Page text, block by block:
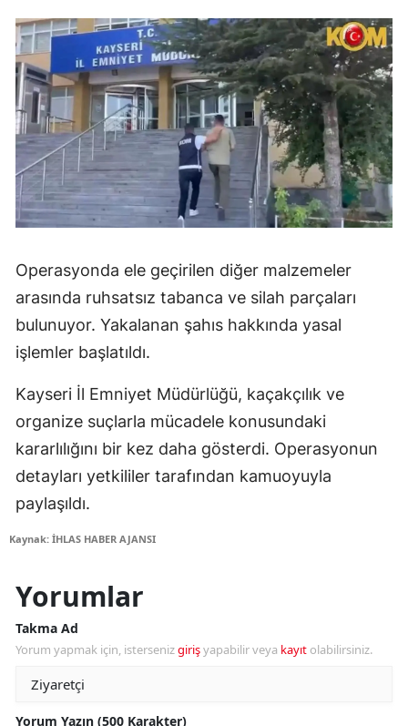
Operasyonda ele geçirilen diğer malzemeler
arasında ruhsatsız tabanca ve silah parçaları
bulunuyor. Yakalanan şahıs hakkında yasal
işlemler başlatıldı.
Kayseri İl Emniyet Müdürlüğü, kaçakçılık ve
organize suçlarla mücadele konusundaki
kararlılığını bir kez daha gösterdi. Operasyonun
detayları yetkililer tarafından kamuoyuyla
paylaşıldı.
Kaynak: İHLAS HABER AJANSI
Yorumlar
Takma Ad
Yorum yapmak için, istersenizgirişyapabilir veya kayıt olabilirsiniz.
Yorum Yazın (500 Karakter)